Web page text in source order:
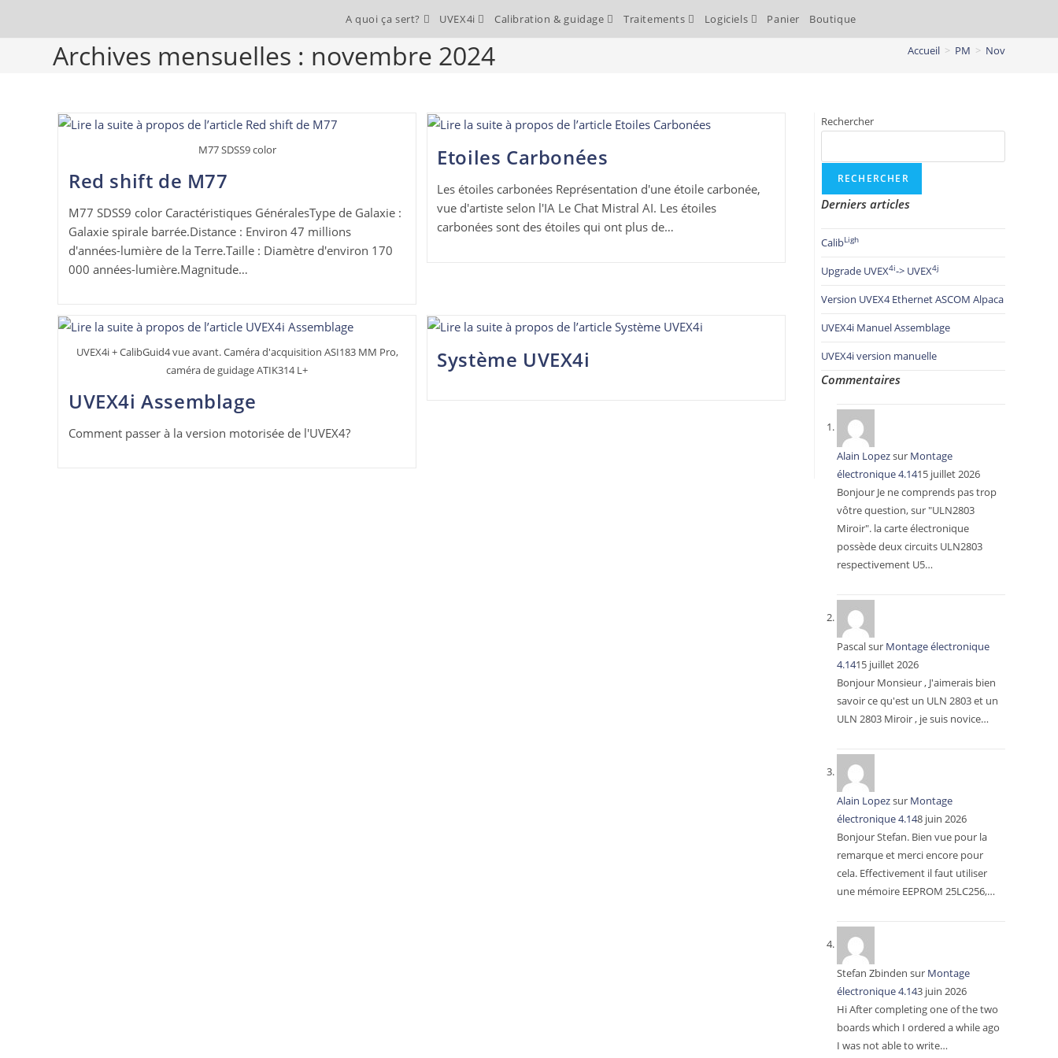
A quoi ça sert? UVEX4i Calibration & guidage Traitements Logiciels Panier Boutique
Archives mensuelles : novembre 2024 Accueil > PM > Nov
M77 SDSS9 color
Red shift de M77
M77 SDSS9 color Caractéristiques GénéralesType de Galaxie :
Galaxie spirale barrée.Distance : Environ 47 millions
d'années-lumière de la Terre.Taille : Diamètre d'environ 170
000 années-lumière.Magnitude…
Etoiles Carbonées
Les étoiles carbonées Représentation d'une étoile carbonée,
vue d'artiste selon l'IA Le Chat Mistral AI. Les étoiles
carbonées sont des étoiles qui ont plus de…
UVEX4i + CalibGuid4 vue avant. Caméra d'acquisition ASI183 MM Pro,
caméra de guidage ATIK314 L+
UVEX4i Assemblage
Comment passer à la version motorisée de l'UVEX4?
Système UVEX4i
Rechercher
RECHERCHER
Derniers articles
CalibLigh
Upgrade UVEX4i-> UVEX4j
Version UVEX4 Ethernet ASCOM Alpaca
UVEX4i Manuel Assemblage
UVEX4i version manuelle
Commentaires
Alain Lopezsur Montage
électronique 4.1415 juillet 2026
Bonjour Je ne comprends pas trop
vôtre question, sur "ULN2803
Miroir". la carte électronique
possède deux circuits ULN2803
respectivement U5…
Pascalsur Montage électronique
4.1415 juillet 2026
Bonjour Monsieur , J'aimerais bien
savoir ce qu'est un ULN 2803 et un
ULN 2803 Miroir , je suis novice…
Alain Lopezsur Montage
électronique 4.148 juin 2026
Bonjour Stefan. Bien vue pour la
remarque et merci encore pour
cela. Effectivement il faut utiliser
une mémoire EEPROM 25LC256,…
Stefan Zbinden sur Montage
électronique 4.143 juin 2026
Hi After completing one of the two
boards which I ordered a while ago
I was not able to write…